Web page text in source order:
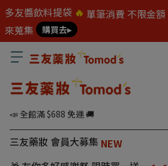
多友醬飲料提袋 🔥 單筆消費 不限金額
來蒐集
購買去▸
📣 全館滿 $688 免運 🚚
三友藥妝 會員大募集 NEW